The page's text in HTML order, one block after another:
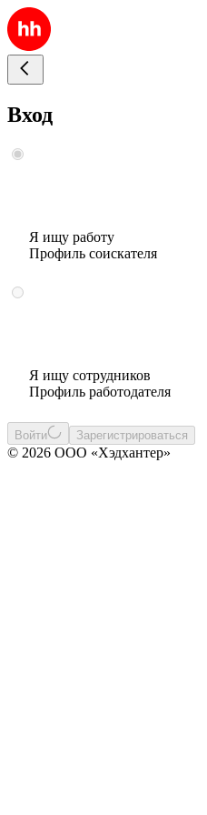
Вход
Я ищу работу
Профиль соискателя
Я ищу сотрудников
Профиль работодателя
Войти Зарегистрироваться
© 2026 ООО «Хэдхантер»